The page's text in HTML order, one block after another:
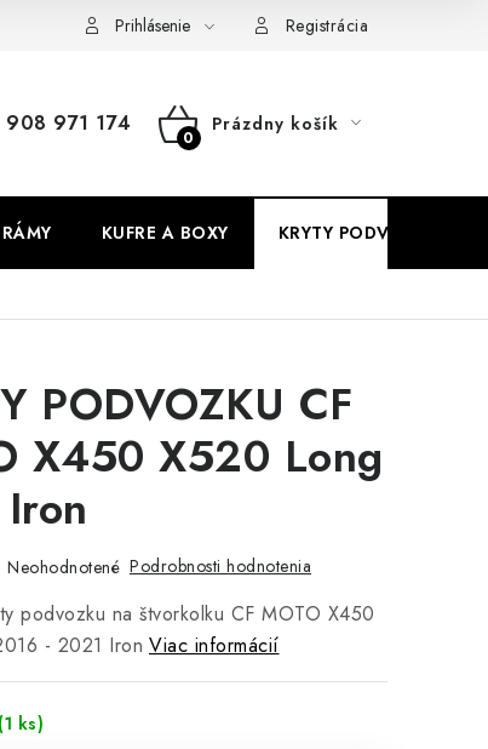
Prihlásenie Registrácia
908 971 174
NÁKUPNÝ
Prázdny košík
KUFRE A BOXY KRYTY PODVOZKU
PODVOZKU CF
X450 X520 Long
Neohodnotené Podrobnosti hodnotenia
podvozku na štvorkolku CF MOTO X450
- 2021 Iron Viac informácií
(1 ks)